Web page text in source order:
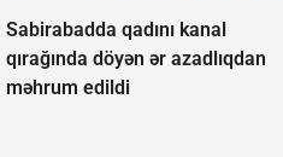
Sabirabadda qadını kanal
qırağında döyən ər azadlıqdan
məhrum edildi